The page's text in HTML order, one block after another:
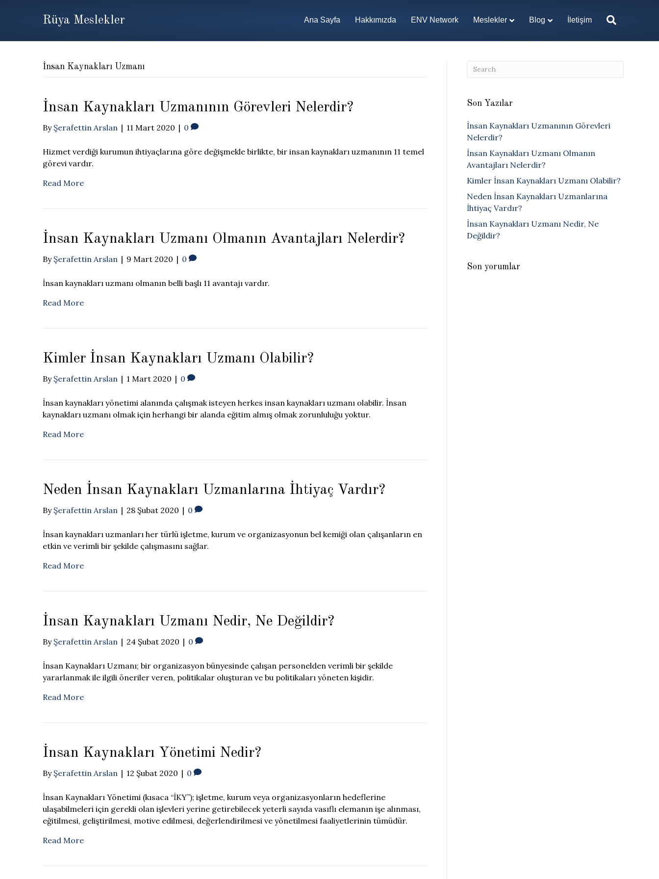
Rüya Meslekler Ana Sayfa Hakkımızda ENV Network Meslekler Blog İletişim
İnsan Kaynakları Uzmanı
İnsan Kaynakları Uzmanının Görevleri Nelerdir?
By Şerafettin Arslan | 11 Mart 2020 | 0
Hizmet verdiği kurumun ihtiyaçlarına göre değişmekle birlikte, bir insan kaynakları uzmanının 11 temel
görevi vardır.
Read More
İnsan Kaynakları Uzmanı Olmanın Avantajları Nelerdir?
By Şerafettin Arslan | 9 Mart 2020 | 0
İnsan kaynakları uzmanı olmanın belli başlı 11 avantajı vardır.
Read More
Kimler İnsan Kaynakları Uzmanı Olabilir?
By Şerafettin Arslan | 1 Mart 2020 | 0
İnsan kaynakları yönetimi alanında çalışmak isteyen herkes insan kaynakları uzmanı olabilir. İnsan
kaynakları uzmanı olmak için herhangi bir alanda eğitim almış olmak zorunluluğu yoktur.
Read More
Neden İnsan Kaynakları Uzmanlarına İhtiyaç Vardır?
By Şerafettin Arslan | 28 Şubat 2020 | 0
İnsan kaynakları uzmanları her türlü işletme, kurum ve organizasyonun bel kemiği olan çalışanların en
etkin ve verimli bir şekilde çalışmasını sağlar.
Read More
İnsan Kaynakları Uzmanı Nedir, Ne Değildir?
By Şerafettin Arslan | 24 Şubat 2020 | 0
İnsan Kaynakları Uzmanı; bir organizasyon bünyesinde çalışan personelden verimli bir şekilde
yararlanmak ile ilgili öneriler veren, politikalar oluşturan ve bu politikaları yöneten kişidir.
Read More
İnsan Kaynakları Yönetimi Nedir?
By Şerafettin Arslan | 12 Şubat 2020 | 0
İnsan Kaynakları Yönetimi (kısaca “İKY”); işletme, kurum veya organizasyonların hedeflerine
ulaşabilmeleri için gerekli olan işlevleri yerine getirebilecek yeterli sayıda vasıflı elemanın işe alınması,
eğitilmesi, geliştirilmesi, motive edilmesi, değerlendirilmesi ve yönetilmesi faaliyetlerinin tümüdür.
Read More
Son Yazılar
İnsan Kaynakları Uzmanının Görevleri
Nelerdir?
İnsan Kaynakları Uzmanı Olmanın
Avantajları Nelerdir?
Kimler İnsan Kaynakları Uzmanı Olabilir?
Neden İnsan Kaynakları Uzmanlarına
İhtiyaç Vardır?
İnsan Kaynakları Uzmanı Nedir, Ne
Değildir?
Son yorumlar